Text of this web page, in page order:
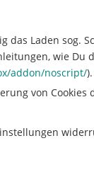
das Laden sog.
wie Du
addon/noscript/).
von